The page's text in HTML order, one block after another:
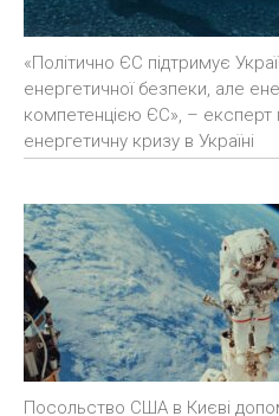
«Політично ЄС підтримує
енергетичної безпеки, але
компетенцією ЄС», – експерт
енергетичну кризу в Україні
Посольство США в Києві